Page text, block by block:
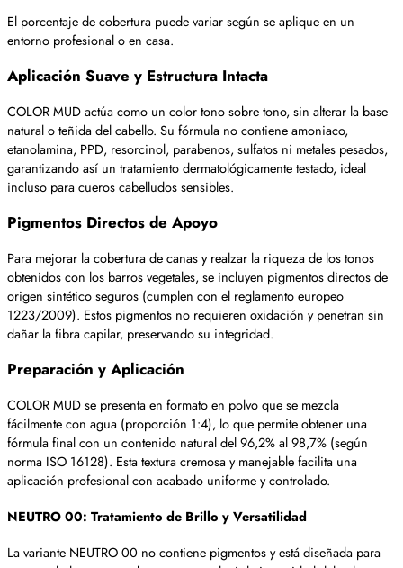
El porcentaje de cobertura puede variar según se aplique en un
entorno profesional o en casa.
Aplicación Suave y Estructura Intacta
COLOR MUD actúa como un color tono sobre tono, sin alterar la base
natural o teñida del cabello. Su fórmula no contiene amoniaco,
etanolamina, PPD, resorcinol, parabenos, sulfatos ni metales pesados,
garantizando así un tratamiento dermatológicamente testado, ideal
incluso para cueros cabelludos sensibles.
Pigmentos Directos de Apoyo
Para mejorar la cobertura de canas y realzar la riqueza de los tonos
obtenidos con los barros vegetales, se incluyen pigmentos directos de
origen sintético seguros (cumplen con el reglamento europeo
1223/2009). Estos pigmentos no requieren oxidación y penetran sin
dañar la fibra capilar, preservando su integridad.
Preparación y Aplicación
COLOR MUD se presenta en formato en polvo que se mezcla
fácilmente con agua (proporción 1:4), lo que permite obtener una
fórmula final con un contenido natural del 96,2% al 98,7% (según
norma ISO 16128). Esta textura cremosa y manejable facilita una
aplicación profesional con acabado uniforme y controlado.
NEUTRO 00: Tratamiento de Brillo y Versatilidad
La variante NEUTRO 00 no contiene pigmentos y está diseñada para